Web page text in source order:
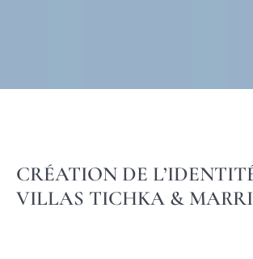
CRÉATION DE
VILLAS TICHKA &